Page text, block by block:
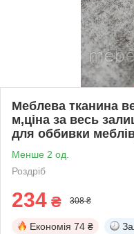
Меблева тканина
м,ціна за весь
для оббивки
Менше 2 од.
Роздріб
234 ₴ 308 ₴
Економія 74 ₴